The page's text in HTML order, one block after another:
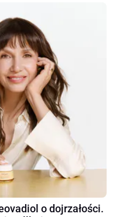
o dojrzałości.